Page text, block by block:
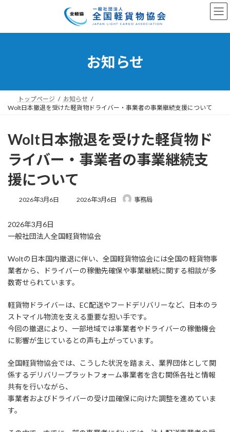
ン
ー
お知らせ
トップページ
お知らせ
Wolt日本撤退を受けた軽貨物ドライバー・事業者の事業継続支援について
Wolt日本撤退を受けた軽貨物ド
ライバー・事業者の事業継続支
援について
2026年3月6日
最
日
2026年3月6日 事務局
2026年3月6日
一般社団法人全国軽貨物協会
Woltの日本国内撤退に伴い、全国軽貨物協会には全国の軽貨物事
業者から、ドライバーの稼働先確保や事業継続に関する相談が多
数寄せられています。
軽貨物ドライバーは、EC配送やフードデリバリーなど、日本のラ
ストマイル物流を支える重要な担い手です。
今回の撤退により、一部地域では事業者やドライバーの稼働機会
に影響が生じているとの声も上がっています。
全国軽貨物協会では、こうした状況を踏まえ、業界団体として関
係するデリバリープラットフォーム事業者を含む関係各社と情報
共有を行いながら、
事業者およびドライバーの受け皿確保に向けた調整を進めていま
す。